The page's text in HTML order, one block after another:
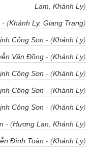
Lam Khánh Ly)
- (Khánh Ly, Giang Trang)
Công Sơn - (Khánh Ly)
Văn Đồng - (Khánh Ly)
Công Sơn - (Khánh Ly)
Công Sơn - (Khánh Ly)
Công Sơn - (Khánh Ly)
- (Hương Lan Khánh Ly)
Đình Toàn - (Khánh Ly)